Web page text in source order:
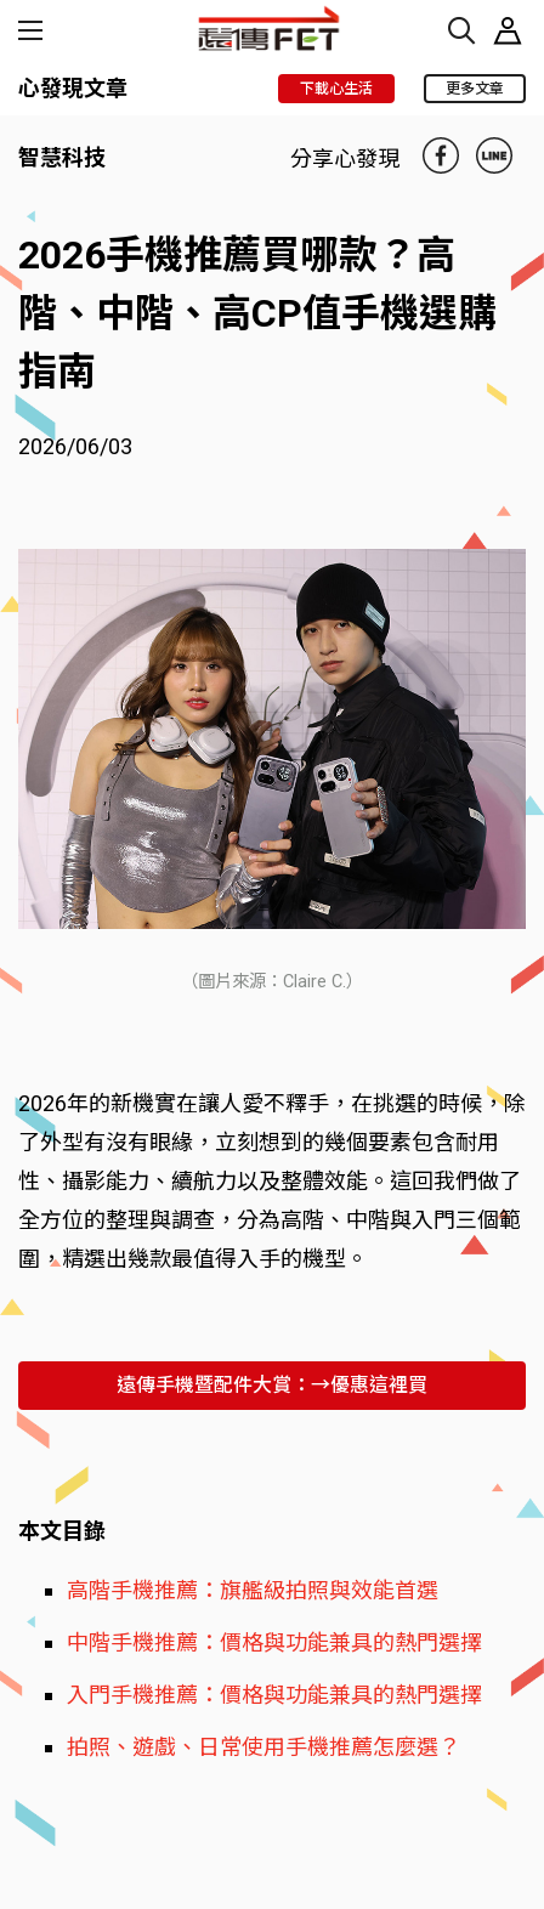
心發現文章 下載心生活 更多文章
智慧科技 分享心發現
2026手機推薦買哪款？高
階、中階、高CP值手機選購
指南
2026/06/03
（圖片來源：Claire C.）
2026年的新機實在讓人愛不釋手，在挑選的時候，除
了外型有沒有眼緣，立刻想到的幾個要素包含耐用
性、攝影能力、續航力以及整體效能。這回我們做了
全方位的整理與調查，分為高階、中階與入門三個範
圍，精選出幾款最值得入手的機型。
遠傳手機暨配件大賞：→優惠這裡買
本文目錄
高階手機推薦：旗艦級拍照與效能首選
中階手機推薦：價格與功能兼具的熱門選擇
入門手機推薦：價格與功能兼具的熱門選擇
拍照、遊戲、日常使用手機推薦怎麼選？